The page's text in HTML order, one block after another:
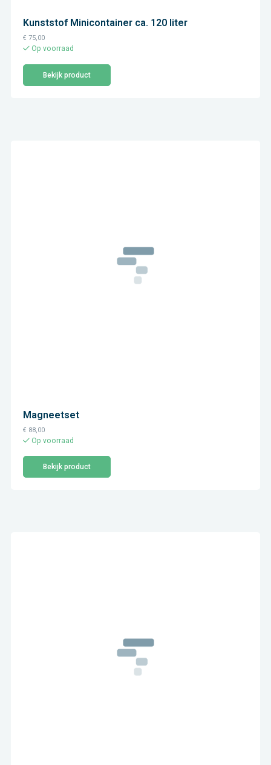
Kunststof Minicontainer ca. 120 liter
€ 75,00
Op voorraad
Bekijk product
Magneetset
€ 88,00
Op voorraad
Bekijk product